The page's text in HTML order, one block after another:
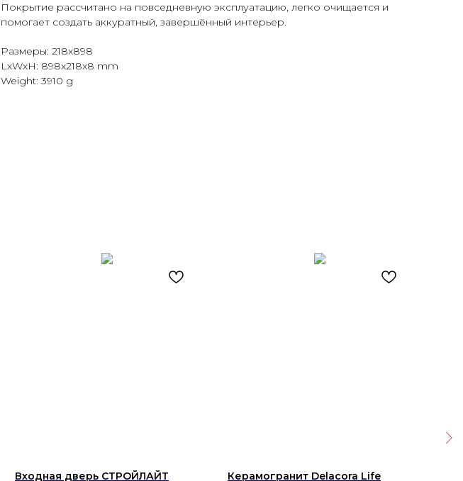
Покрытие рассчитано на повседневную эксплуатацию, легко очищается и
помогает создать аккуратный, завершённый интерьер.
Размеры: 218x898
LxWxH: 898x218x8 mm
Weight: 3910 g
Входная дверь СТРОЙЛАЙТ
Керамогранит Delacora Life